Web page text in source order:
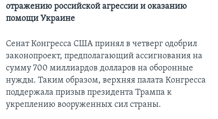
отражению российской агрессии и оказанию
помощи Украине
Сенат Конгресса США принял в четверг одобрил
законопроект, предполагающий ассигнования на
сумму 700 миллиардов долларов на оборонные
нужды. Таким образом, верхняя палата Конгресса
поддержала призыв президента Трампа к
укреплению вооруженных сил страны.